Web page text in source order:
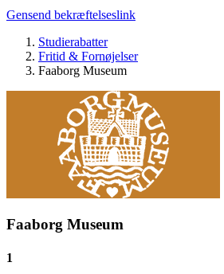
Gensend bekræftelseslink
Studierabatter
Fritid & Fornøjelser
Faaborg Museum
Faaborg Museum
1